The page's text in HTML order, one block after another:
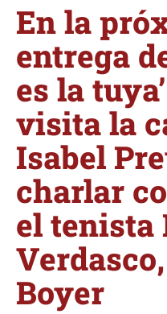
En la
entrega
es la
visita la
Isabel
charlar
el tenista
Boyer